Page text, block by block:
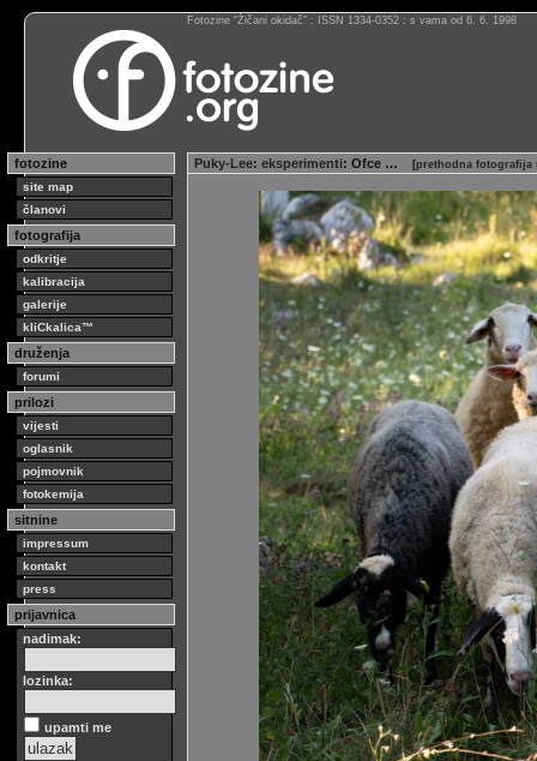
Fotozine “Žičani okidač” : ISSN 1334-0352 : s vama od 6. 6. 1998
fotozine
site map
članovi
fotografija
odkritje
kalibracija
galerije
kliCkalica™
druženja
forumi
prilozi
vijesti
oglasnik
pojmovnik
fotokemija
sitnine
impressum
kontakt
press
prijavnica
nadimak:
lozinka:
upamti me
Puky-Lee: eksperimenti: Ofce … [prethodna fotografija